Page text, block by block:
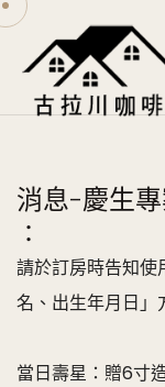
消息-慶生
：
請於訂房時告知使
名、出生年月日」
當日壽星：贈6寸